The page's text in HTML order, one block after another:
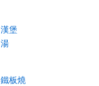
漢堡
湯
鐵板燒